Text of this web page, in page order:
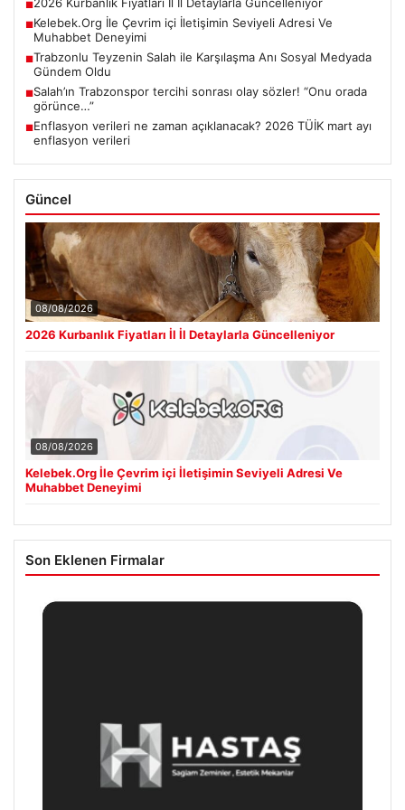
■
■Kelebek.Org İle Çevrim içi İletişimin Seviyeli Adresi Ve
Muhabbet Deneyimi
■Trabzonlu Teyzenin Salah ile Karşılaşma Anı Sosyal Medyada
Gündem Oldu
■Salah’ın Trabzonspor tercihi sonrası olay sözler! “Onu orada
görünce…”
■Enflasyon verileri ne zaman açıklanacak? 2026 TÜİK mart ayı
enflasyon verileri
Güncel
08/08/2026
2026 Kurbanlık Fiyatları İl İl Detaylarla Güncelleniyor
08/08/2026
Kelebek.Org İle Çevrim içi İletişimin Seviyeli Adresi Ve
Muhabbet Deneyimi
Son Eklenen Firmalar